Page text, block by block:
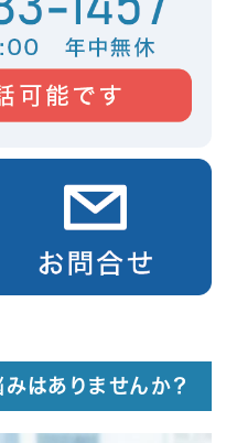
はありませんか？